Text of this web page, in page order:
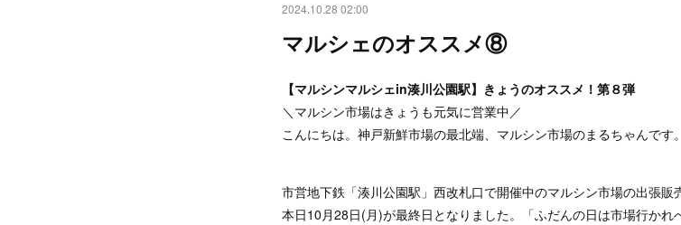
2024.10.28 02:00
マルシェのオススメ⑧
【マルシンマルシェin湊川公園駅】きょうのオススメ！第８弾
＼マルシン市場はきょうも元気に営業中／
こんにちは。神戸新鮮市場の最北端、マルシン市場のまるちゃんです。
市営地下鉄「湊川公園駅」西改札口で開催中のマルシン市場の出張販
本日10月28日(月)が最終日となりました。「ふだんの日は市場行かれ